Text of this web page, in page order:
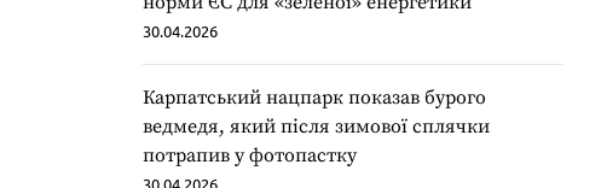
30.04.2026
Карпатський нацпарк показав бурого
ведмедя, який після зимової сплячки
потрапив у фотопастку
30.04.2026